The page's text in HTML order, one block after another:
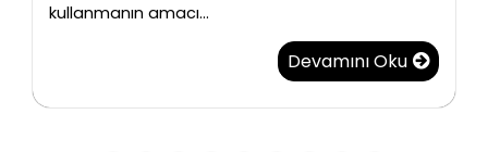
kullanmanın amacı...
Devamını Oku